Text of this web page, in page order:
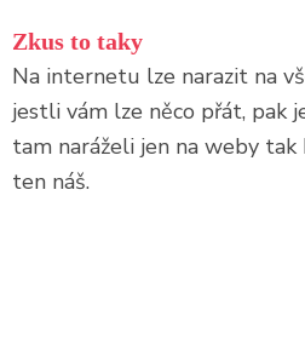
na
obsah
(stiskněte
Enter)
Zkus to taky
Na internetu lze narazit na
jestli vám lze něco přát, pak
tam naráželi jen na weby tak
ten náš.